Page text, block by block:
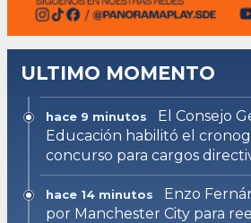
ULTIMO MOMENTO
hace 9 minutos
El Consejo
Educación habilitó el
concurso para cargos
hace 14 minutos
Enzo
por Manchester City para